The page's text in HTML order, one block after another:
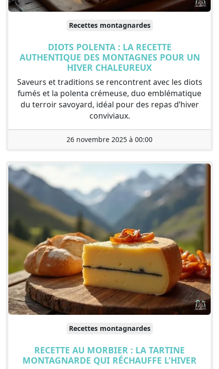
Recettes montagnardes
DIOTS POLENTA : LA RECETTE
AUTHENTIQUE DES MONTAGNES POUR UN
HIVER CHALEUREUX
Saveurs et traditions se rencontrent avec les diots
fumés et la polenta crémeuse, duo emblématique
du terroir savoyard, idéal pour des repas d’hiver
conviviaux.
26 novembre 2025 à 00:00
Recettes montagnardes
RECETTE AU MORBIER : LA TARTINE
MONTAGNARDE QUI RÉCHAUFFE L’HIVER